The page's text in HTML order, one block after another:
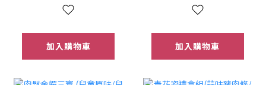
加入購物車 加入購物車